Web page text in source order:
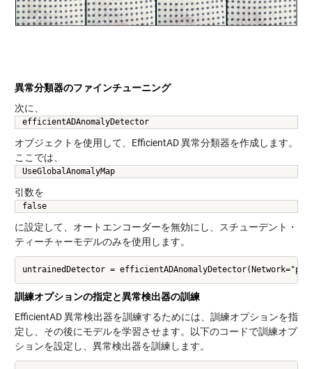
異常分類器のファインチューニング
次に、
efficientADAnomalyDetector
オブジェクトを使用して、EfficientAD 異常分類器を作成します。
ここでは、
UseGlobalAnomalyMap
引数を
false
に設定して、オートエンコーダーを無効にし、スチューデント・
ティーチャーモデルのみを使用します。
訓練オプションの指定と異常検出器の訓練
EfficientAD 異常検出器を訓練するためには、訓練オプションを指
定し、その後にモデルを学習させます。以下のコードで訓練オプ
ションを設定し、異常検出器を訓練します。